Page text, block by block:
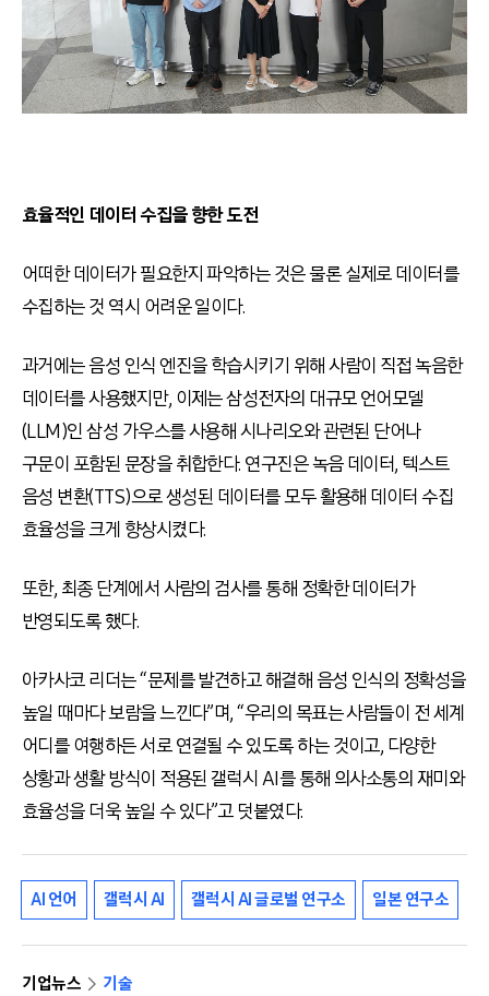
효율적인 데이터 수집을 향한 도전
어떠한 데이터가 필요한지 파악하는 것은 물론 실제로 데이터를
수집하는 것 역시 어려운 일이다.
과거에는 음성 인식 엔진을 학습시키기 위해 사람이 직접 녹음한
데이터를 사용했지만, 이제는 삼성전자의 대규모 언어모델
(LLM)인 삼성 가우스를 사용해 시나리오와 관련된 단어나
구문이 포함된 문장을 취합한다. 연구진은 녹음 데이터, 텍스트
음성 변환(TTS)으로 생성된 데이터를 모두 활용해 데이터 수집
효율성을 크게 향상시켰다.
또한, 최종 단계에서 사람의 검사를 통해 정확한 데이터가
반영되도록 했다.
아카사코 리더는 “문제를 발견하고 해결해 음성 인식의 정확성을
높일 때마다 보람을 느낀다”며, “우리의 목표는 사람들이 전 세계
어디를 여행하든 서로 연결될 수 있도록 하는 것이고, 다양한
상황과 생활 방식이 적용된 갤럭시 AI를 통해 의사소통의 재미와
효율성을 더욱 높일 수 있다”고 덧붙였다.
AI 언어 갤럭시 AI 갤럭시 AI 글로벌 연구소 일본 연구소
기업뉴스
기술